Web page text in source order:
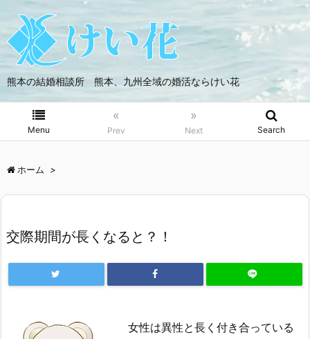
熊本の結婚相談所 熊本、九州全域の婚活ならけい花
Menu
«
Prev
»
Next Search
ホーム >
交際期間が長くなると？！
女性は異性と長く付き合っている